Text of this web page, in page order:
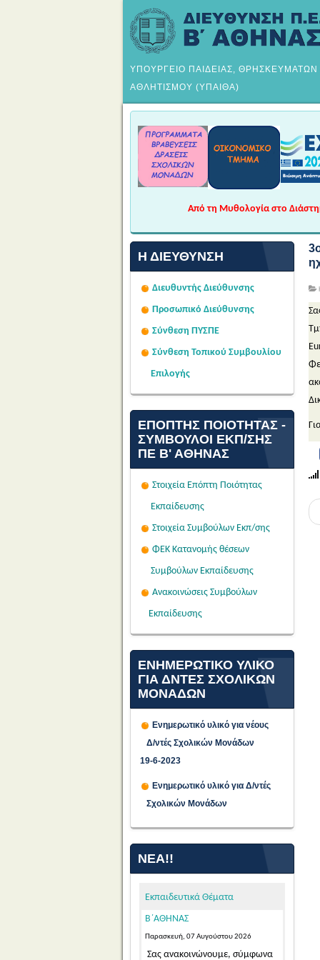
ΥΠΟΥΡΓΕΙΟ ΠΑΙΔΕΙΑΣ, ΘΡΗΣΚΕΥΜΑΤΩΝ
ΑΘΛΗΤΙΣΜΟΥ (ΥΠΑΙΘΑ)
Από τη Μυθολογία στο
Η ΔΙΕΎΘΥΝΣΗ
Διευθυντής Διεύθυνσης
Προσωπικό Διεύθυνσης
Σύνθεση ΠΥΣΠΕ
Σύνθεση Τοπικού Συμβουλίου
Επιλογής
ΕΠΌΠΤΗΣ ΠΟΙΌΤΗΤΑΣ -
ΣΎΜΒΟΥΛΟΙ ΕΚΠ/ΣΗΣ
ΠΕ Β' ΑΘΉΝΑΣ
Στοιχεία Επόπτη Ποιότητας
Εκπαίδευσης
Στοιχεία Συμβούλων Εκπ/σης
ΦΕΚ Κατανομής θέσεων
Συμβούλων Εκπαίδευσης
Ανακοινώσεις Συμβούλων
Εκπαίδευσης
ΕΝΗΜΕΡΩΤΙΚΟ ΥΛΙΚΟ
ΓΙΑ ΔΝΤΕΣ ΣΧΟΛΙΚΩΝ
ΜΟΝΑΔΩΝ
Ενημερωτικό υλικό για νέους
Δ/ντές Σχολικών Μονάδων
19-6-2023
Ενημερωτικό υλικό για Δ/ντές
Σχολικών Μονάδων
ΝΈΑ!!
Εκπαιδευτικά Θέματα
ΓΙΑ ΤΟ ΔΙΔΑΚΤΙΚΟ ΕΤΟΣ 2026-
2027 ΕΚΠΑΙΔΕΥΤΙΚΩΝ ΓΕΝΙΚΗΣ
ΠΥΣΠΕ/ΠΥΣΔΕ ΣΤΟ ΠΥΣΠΕ
Β΄ΑΘΗΝΑΣ
Παρασκευή, 07 Αυγούστου 2026
Σας ανακοινώνουμε, σύμφωνα
του Π.Υ.Σ.Π.Ε. Β΄ Αθήνας,...